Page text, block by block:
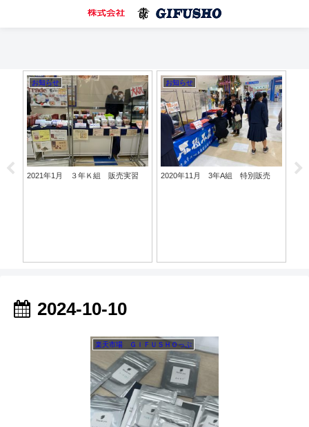
お知らせ
2021年1月 ３年Ｋ組 販売実習
お知らせ
2020年11月 3年A組 特別販売
2024-10-10
楽天市場 ＧＩＦＵＳＨＯっぷ